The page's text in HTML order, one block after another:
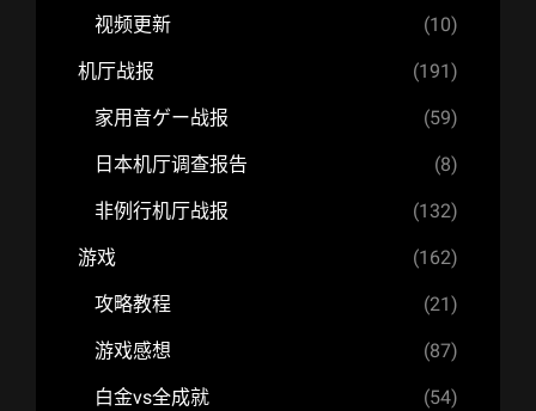
视频更新 (10)
机厅战报 (191)
家用音ゲー战报 (59)
日本机厅调查报告 (8)
非例行机厅战报 (132)
游戏 (162)
攻略教程 (21)
游戏感想 (87)
白金vs全成就 (54)